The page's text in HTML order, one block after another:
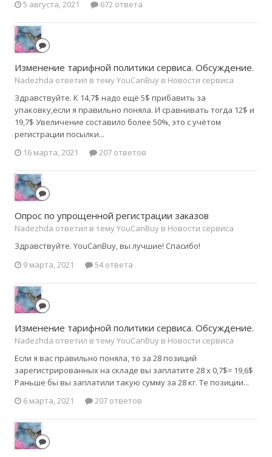
5 августа, 2021 672 ответа
Изменение тарифной политики сервиса. Обсуждение.
Nadezhda ответил в тему YouCanBuy в Новости сервиса
Здравствуйте. К 14,7$ надо ещё 5$ прибавить за
упаковку,если я правильно поняла. И сравнивать тогда 12$ и
19,7$ Увеличение составило более 50%, это с учётом
регистрации посылки...
16 марта, 2021
207 ответов
Опрос по упрощенной регистрации заказов
Nadezhda ответил в тему YouCanBuy в Новости сервиса
Здравствуйте. YouCanBuy, вы лучшие! Спасибо!
9 марта, 2021
54 ответа
Изменение тарифной политики сервиса. Обсуждение.
Nadezhda ответил в тему YouCanBuy в Новости сервиса
Если я вас правильно поняла, то за 28 позиций
зарегистрированных на складе вы заплатите 28 х 0,7$= 19,6$
Раньше бы вы заплатили такую сумму за 28 кг. Те позиции...
6 марта, 2021
207 ответов